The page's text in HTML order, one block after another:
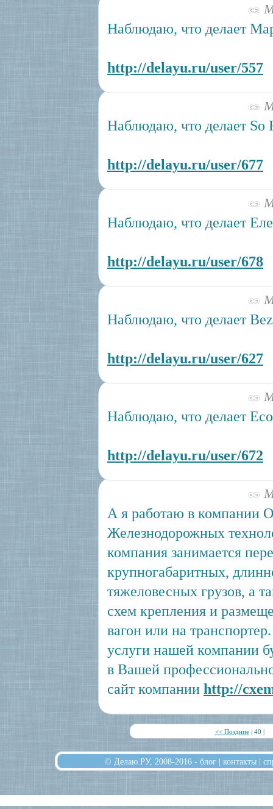
Наблюдаю, что делает
http://delayu.ru/user/557
Наблюдаю, что делает So
http://delayu.ru/user/677
Наблюдаю, что делает
http://delayu.ru/user/678
Наблюдаю, что делает
http://delayu.ru/user/627
Наблюдаю, что делает
http://delayu.ru/user/672
А я работаю в компании
Железнодорожных
компания занимается
крупногабаритных,
тяжеловесных грузов, а
схем крепления и
вагон или на
услуги нашей компании
в Вашей
сайт компании http://
<< Поздние| 40 |
© Делаю.РУ, 2008-2016 - блог | контакты |